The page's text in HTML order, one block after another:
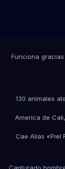
Funciona
130 animales
America de
Cae Alias «Piel
Capturado